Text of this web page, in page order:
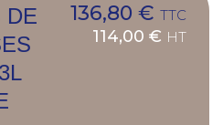
DE
136,80 € TTC
114,00 € HT